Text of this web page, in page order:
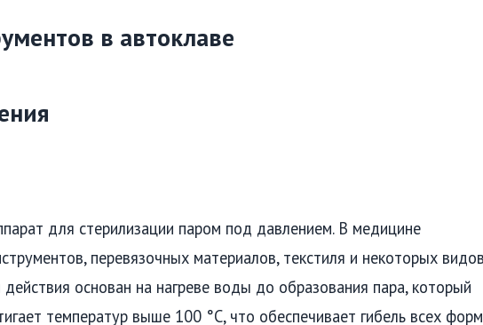
в автоклаве
для стерилизации паром под давлением. В медицине
перевязочных материалов, текстиля и некоторых видов
основан на нагреве воды до образования пара, который
температур выше 100 °C, что обеспечивает гибель всех форм